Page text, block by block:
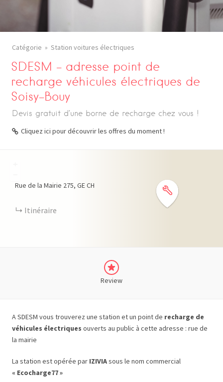
Catégorie Station voitures électriques
SDESM – adresse point de
recharge véhicules électriques de
Soisy-Bouy
Devis gratuit d’une borne de recharge chez vous !
Cliquez ici pour découvrir les offres du moment !
Rue de la Mairie 275 GECH
Itinéraire
Review
A SDESM vous trouverez une station et un point de recharge de
véhicules électriques ouverts au public à cette adresse : rue de
la mairie
La station est opérée par IZIVIAsous le nom commercial
« Ecocharge77 »